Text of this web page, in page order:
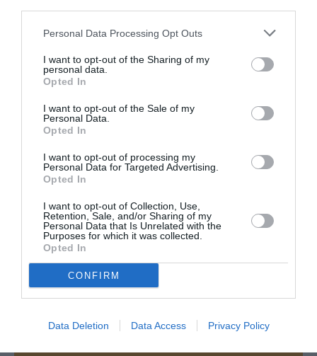
Personal Data Processing Opt Outs
I want to opt-out of the Sharing of my
personal data.
Opted In
I want to opt-out of the Sale of my
Personal Data.
Opted In
I want to opt-out of processing my
Personal Data for Targeted Advertising.
Opted In
I want to opt-out of Collection, Use,
Retention, Sale, and/or Sharing of my
Personal Data that Is Unrelated with the
Purposes for which it was collected.
Opted In
CONFIRM
Data Deletion Data Access Privacy Policy
NOUS SOUTENIR
FacebookTwitterPinterestLinkedInEmail Print
Aucun commentaire !
LAISSER UN COMMENTAIRE
FAIRE UN DON